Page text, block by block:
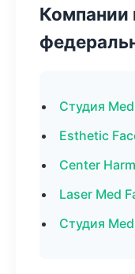
Студия
Esthetic
Center
Laser Med
Студия